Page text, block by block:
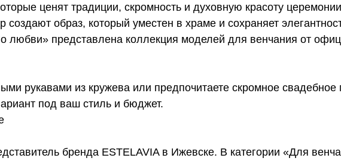
ценят традиции, скромность и духовную красоту
образ, который уместен в храме и сохраняет
любви» представлена коллекция моделей для венчания от
рукавами из кружева или предпочитаете скромное свадебное
под ваш стиль и бюджет.
бренда ESTELAVIA в Ижевске. В категории «Для